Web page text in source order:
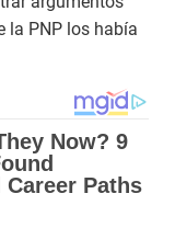
la PNP los había